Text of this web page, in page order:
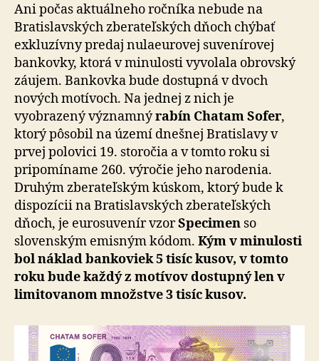
Ani počas aktuálneho ročníka nebude na
Bratislavských zberateľských dňoch chýbať
exkluzívny predaj nulaeurovej suvenírovej
bankovky, ktorá v minulosti vyvolala obrovský
záujem. Bankovka bude dostupná v dvoch
nových motívoch. Na jednej z nich je
vyobrazený významnýrabín Chatam Sofer,
ktorý pôsobil na území dnešnej Bratislavy v
prvej polovici 19. storočia a v tomto roku si
pripomíname 260. výročie jeho narodenia.
Druhým zberateľským kúskom, ktorý bude k
dispozícii na Bratislavských zberateľských
dňoch, je eurosuvenír vzorSpecimen so
slovenským emisným kódom. Kým v minulosti
bol náklad bankoviek 5 tisíc kusov, v tomto
roku bude každý z motívov dostupný len v
limitovanom množstve 3 tisíc kusov.